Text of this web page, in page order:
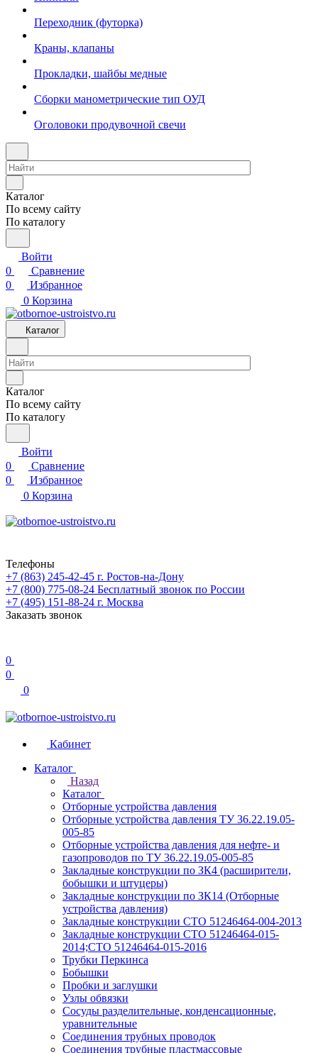
Переходник (футорка)
Краны, клапаны
Прокладки, шайбы медные
Сборки манометрические тип ОУД
Оголовоки продувочной свечи
Каталог
По всему сайту
По каталогу
Войти
0
Сравнение
0
Избранное
0 Корзина
Каталог
Каталог
По всему сайту
По каталогу
Войти
0
Сравнение
0
Избранное
0 Корзина
Телефоны
+7 (863) 245-42-45 г. Ростов-на-Дону
+7 (800) 775-08-24 Бесплатный звонок по России
+7 (495) 151-88-24 г. Москва
Заказать звонок
0
0
0
Кабинет
Каталог
Назад
Каталог
Отборные устройства давления
Отборные устройства давления ТУ 36.22.19.05-
005-85
Отборные устройства давления для нефте- и
газопроводов по ТУ 36.22.19.05-005-85
Закладные конструкции по ЗК4 (расширители,
бобышки и штуцеры)
Закладные конструкции по ЗК14 (Отборные
устройства давления)
Закладные конструкции СТО 51246464-004-2013
Закладные конструкции СТО 51246464-015-
2014;СТО 51246464-015-2016
Трубки Перкинса
Бобышки
Пробки и заглушки
Узлы обвязки
Сосуды разделительные, конденсационные,
уравнительные
Соединения трубных проводок
Соединения трубные пластмассовые